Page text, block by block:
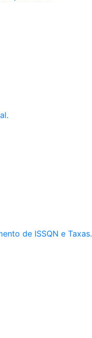
de ISSQN e Taxas.